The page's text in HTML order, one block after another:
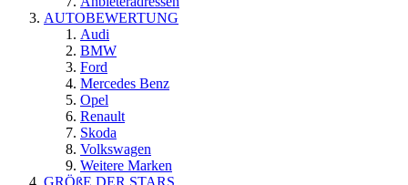
AUTOBEWERTUNG
Audi
BMW
Ford
Mercedes Benz
Opel
Renault
Skoda
Volkswagen
Weitere Marken
GRÖßE DER STARS